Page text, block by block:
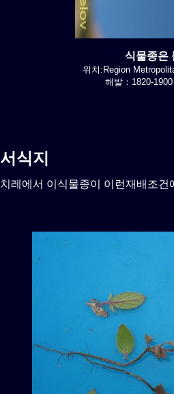
식물종은
위치:Region
해발：1820-
서식지
치레에서 이식물종이 이런재배조건